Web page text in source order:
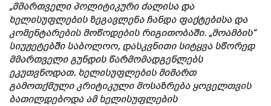
„მმართველი პოლიტიკური ძალისა და
ხელისუფლების ზეგავლენა ჩანდა ფაქტებისა და
კომენტარების მოწოდების რიგითობაში. „მოამბის“
სიუჟეტებში საბოლოო, დასკვნითი სიტყვა სწორედ
მმართველი გუნდის წარმომადგენლებს
ეკუთვნოდათ. ხელისუფლების მიმართ
გამოთქმული კრიტიკული მოსაზრება ყოველთვის
ბათილდებოდა ამ ხელისუფლების